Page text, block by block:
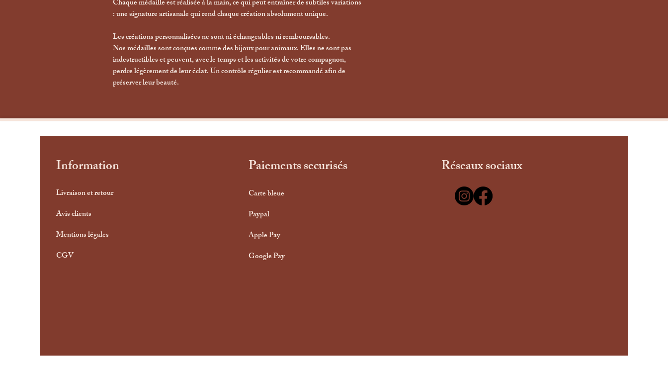
Chaque médaille est réalisée à la main, ce qui peut entraîner de subtiles variations
: une signature artisanale qui rend chaque création absolument unique.
Les créations personnalisées ne sontni échangeables ni remboursables.
Nos médailles sont conçues comme desbijoux pour animaux. Elles ne sont pas
indestructibles et peuvent, avec le temps et les activités de votre compagnon,
perdre légèrement de leur éclat. Un contrôle régulier est recommandé afin de
préserver leur beauté.
Information
Livraison et retour
Avis clients
Mentions légales
CGV
Paiements securisés
Carte bleue
Paypal
Apple Pay
Google Pay
Réseaux sociaux